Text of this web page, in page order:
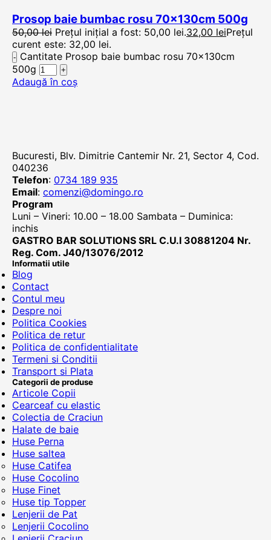
Prosop baie bumbac rosu 70x130cm 500g
50,00lei Prețul inițial a fost: 50,00 lei.32,00 leiPrețul
curent este: 32,00 lei.
Cantitate Prosop baie bumbac rosu 70x130cm
500g
Adaugă în coș
Bucuresti, Blv. Dimitrie Cantemir Nr. 21, Sector 4, Cod.
040236
Telefon: 0734 189 935
Email: comenzi@domingo.ro
Program
Luni – Vineri: 10.00 – 18.00 Sambata – Duminica:
inchis
GASTRO BAR SOLUTIONS SRL C.U.I 30881204 Nr.
Reg. Com. J40/13076/2012
Informatii utile
Blog
Contact
Contul meu
Despre noi
Politica Cookies
Politica de retur
Politica de confidentialitate
Termeni si Conditii
Transport si Plata
Categorii de produse
Articole Copii
Cearceaf cu elastic
Colectia de Craciun
Halate de baie
Huse Perna
Huse saltea
Huse Catifea
Huse Cocolino
Huse Finet
Huse tip Topper
Lenjerii de Pat
Lenjerii Cocolino